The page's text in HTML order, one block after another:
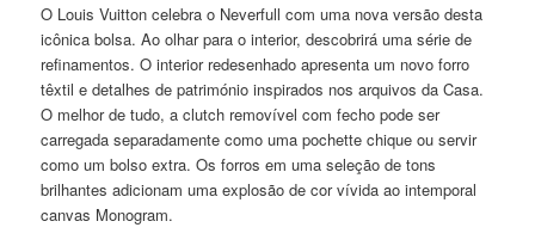
O Louis Vuitton celebra o Neverfull com uma nova versão desta
icônica bolsa. Ao olhar para o interior, descobrirá uma série de
refinamentos. O interior redesenhado apresenta um novo forro
têxtil e detalhes de património inspirados nos arquivos da Casa.
O melhor de tudo, a clutch removível com fecho pode ser
carregada separadamente como uma pochette chique ou servir
como um bolso extra. Os forros em uma seleção de tons
brilhantes adicionam uma explosão de cor vívida ao intemporal
canvas Monogram.